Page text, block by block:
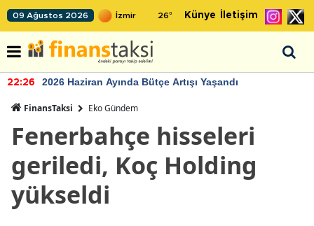
09 Ağustos 2026 26° Künye İletişim
22:26 2026 Haziran Ayında Bütçe Artışı Yaşandı
FinansTaksi Eko Gündem
Fenerbahçe hisseleri
geriledi, Koç Holding
yükseldi